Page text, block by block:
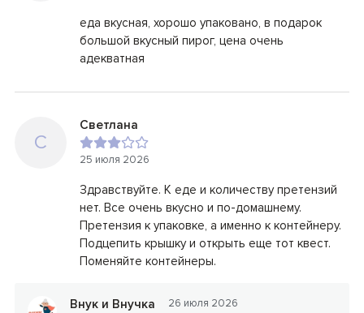
еда вкусная, хорошо упаковано, в подарок
большой вкусный пирог, цена очень
адекватная
С
Светлана
25 июля 2026
Здравствуйте. К еде и количеству претензий
нет. Все очень вкусно и по-домашнему.
Претензия к упаковке, а именно к контейнеру.
Подцепить крышку и открыть еще тот квест.
Поменяйте контейнеры.
Внук и Внучка 26 июля 2026